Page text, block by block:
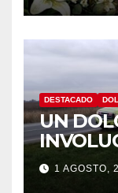
DESTACADO
UN
CON
1 AGOSTO,